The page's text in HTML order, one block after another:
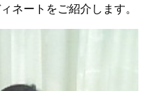
ネートをご紹介します。